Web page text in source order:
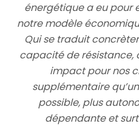
énergétique a eu pour
notre modèle
Qui se traduit
capacité de résistance,
impact pour nos
supplémentaire
possible, plus
dépendante et